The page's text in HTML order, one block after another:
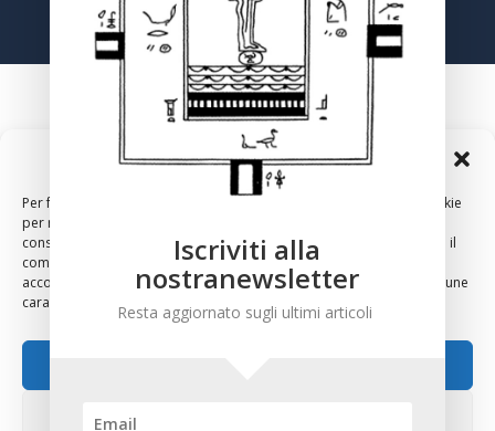
Gestisci Consenso Cookie
Per fornire le migliori esperienze, utilizziamo tecnologie come i cookie
per memorizzare e/o accedere alle informazioni del dispositivo. Il
consenso a queste tecnologie ci permetterà di elaborare dati come il
comportamento di navigazione o ID unici su questo sito. Non
acconsentire o ritirare il consenso può influire negativamente su alcune
caratteristiche e funzioni.
2024 – Copyright – Associazione Culturale Anthropos, Via
Sirte 36, 00196 Roma
Iscriviti alla
nostranewsletter
Resta aggiornato sugli ultimi articoli